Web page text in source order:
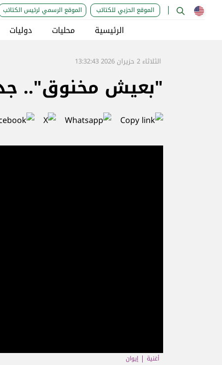
الموقع الحزبي للكتائب الموقع الرسمي لرئيس الكتائب
الرئيسية محليات دوليات
الثلاثاء 2 حزيران 2026 13:32:43
"بعيش مخنوق"..
أغنية إيوان